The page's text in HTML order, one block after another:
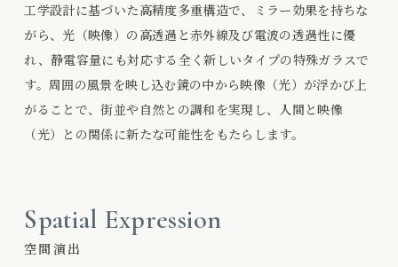
工学設計に基づいた高精度多重構造で、ミラー効果を持ちな
がら、光（映像）の高透過と赤外線及び電波の透過性に優
れ、静電容量にも対応する全く新しいタイプの特殊ガラスで
す。周囲の風景を映し込む鏡の中から映像（光）が浮かび上
がることで、街並や自然との調和を実現し、人間と映像
（光）との関係に新たな可能性をもたらします。
Spatial Expression
空間演出